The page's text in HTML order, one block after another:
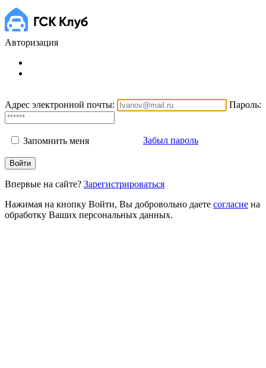
Авторизация
Адрес электронной почты: Пароль:
Запомнить меня Забыл пароль
Впервые на сайте? Зарегистрироваться
Нажимая на кнопку Войти, Вы добровольно даете согласие на
обработку Ваших персональных данных.